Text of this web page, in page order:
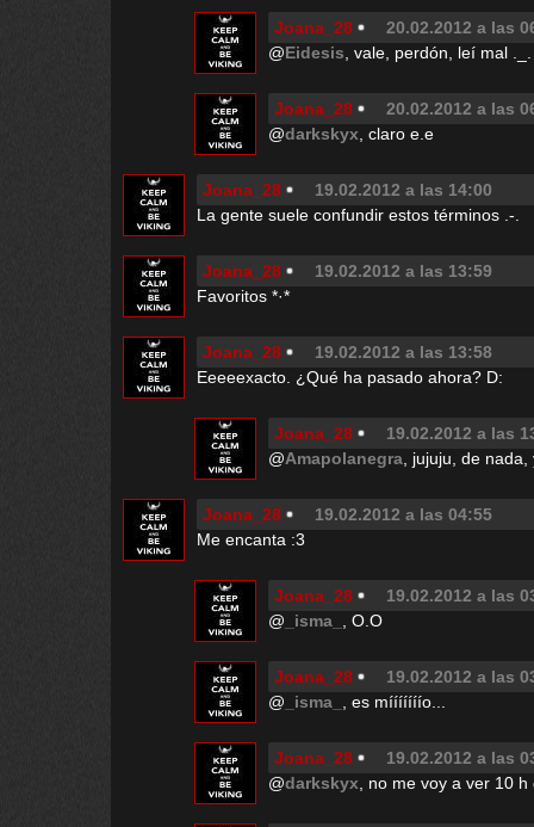
Joana_28
20.02.2012 a las
@Eidesis , vale, perdón, leí mal
Joana_28
20.02.2012 a las
@darkskyx , claro e.e
Joana_28
19.02.2012 a las 14:00
La gente suele confundir estos términos .-.
Joana_28
19.02.2012 a las 13:59
Favoritos *·*
Joana_28
19.02.2012 a las 13:58
Eeeeexacto. ¿Qué ha pasado ahora? D:
Joana_28
19.02.2012 a las
@Amapolanegra , jujuju, de
Joana_28
19.02.2012 a las 04:55
Me encanta :3
Joana_28
19.02.2012 a las
@ _isma_ , O.O
Joana_28
19.02.2012 a las
@ _isma_ , es mííííííío...
Joana_28
19.02.2012 a las
@darkskyx , no me voy a ver 10